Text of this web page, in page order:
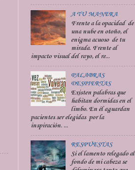
A TU MANERA
Frente a la opacidad de
una nube en otoño, el
enigma acuoso de tu
mirada. Frente al
impacto visual del rayo, el re...
PALABRAS
DESPIERTAS
Existen palabras que
habitan dormidas en el
limbo. En él aguardan
pacientes ser elegidas por la
inspiración. ...
RESPUESTAS
Si el lamento relegado al
fondo de mi cabeza se